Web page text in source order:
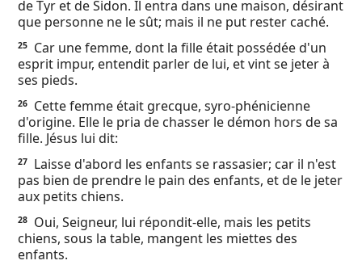
de Tyr et de Sidon. Il entra dans une maison, désirant
que personne ne le sût; mais il ne put rester caché.
25
Car une femme, dont la fille était possédée d'un
esprit impur, entendit parler de lui, et vint se jeter à
ses pieds.
26
Cette femme était grecque, syro-phénicienne
d'origine. Elle le pria de chasser le démon hors de sa
fille. Jésus lui dit:
27
Laisse d'abord les enfants se rassasier; car il n'est
pas bien de prendre le pain des enfants, et de le jeter
aux petits chiens.
28
Oui, Seigneur, lui répondit-elle, mais les petits
chiens, sous la table, mangent les miettes des
enfants.